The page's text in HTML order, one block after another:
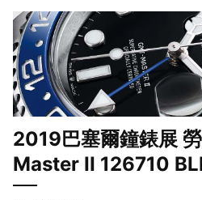
2019巴塞爾鐘錶展
Master II 126710